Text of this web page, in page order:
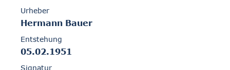
Urheber
Hermann Bauer
Entstehung
05.02.1951
Signatur